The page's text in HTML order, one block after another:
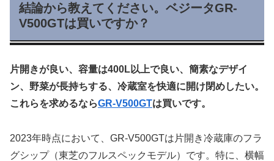
結論から教えてください。ベジータGR-
V500GTは買いですか？
片開きが良い、容量は400L以上で良い、簡素なデザイ
ン、野菜が長持ちする、冷蔵室を快適に開け閉めしたい。
これらを求めるならGR-V500GTは買いです。
2023年時点において、GR-V500GTは片開き冷蔵庫のフラ
グシップ（東芝のフルスペックモデル）です。特に、横幅